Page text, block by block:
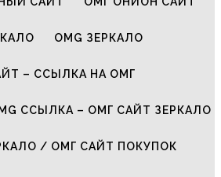
OMG ЗЕРКАЛО
– ССЫЛКА НА ОМГ
ССЫЛКА – ОМГ САЙТ ЗЕРКАЛО
/ ОМГ САЙТ ПОКУПОК